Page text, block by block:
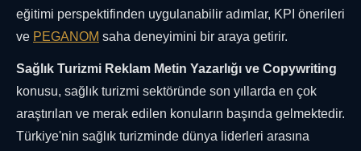
eğitimi perspektifinden uygulanabilir adımlar, KPI önerileri
ve PEGANOM saha deneyimini bir araya getirir.
Sağlık Turizmi Reklam Metin Yazarlığı ve Copywriting
konusu, sağlık turizmi sektöründe son yıllarda en çok
araştırılan ve merak edilen konuların başında gelmektedir.
Türkiye'nin sağlık turizminde dünya liderleri arasına